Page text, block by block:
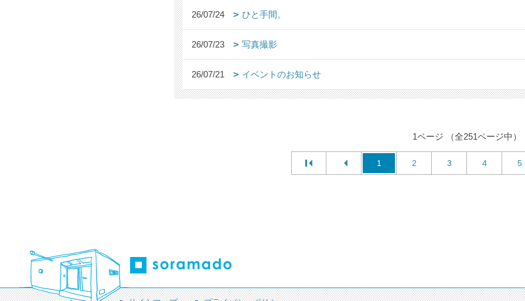
26/07/24 ひと手間。
26/07/23 写真撮影
26/07/21 イベントのお知らせ
1ページ （全251ページ中）
1 2 3 4 5